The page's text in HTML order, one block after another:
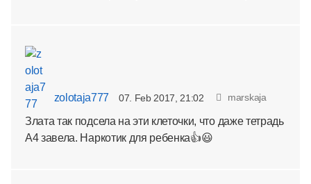
zolotaja777 07. Feb 2017, 21:02 marskaja
Злата так подсела на эти клеточки, что даже тетрадь
А4 завела. Наркотик для ребенка👍😃